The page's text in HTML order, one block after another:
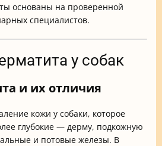
основаны на проверенной
специалистов.
у собак
и их отличия
кожи у собаки, которое
глубокие — дерму, подкожную
и потовые железы. В